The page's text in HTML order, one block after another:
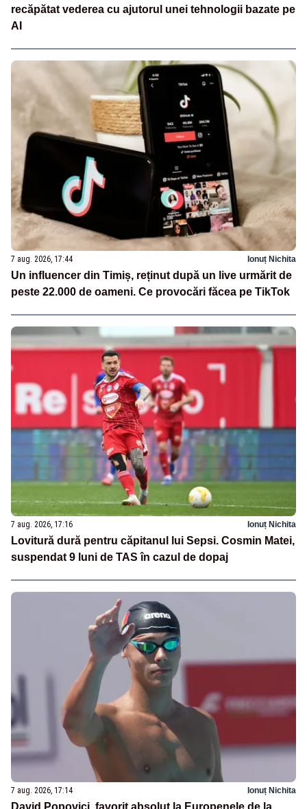
recăpătat vederea cu ajutorul unei tehnologii bazate pe
AI
7 aug. 2026, 17:44 Ionuț Nichita
Un influencer din Timiș, reținut după un live urmărit de
peste 22.000 de oameni. Ce provocări făcea pe TikTok
7 aug. 2026, 17:16 Ionuț Nichita
Lovitură dură pentru căpitanul lui Sepsi. Cosmin Matei,
suspendat 9 luni de TAS în cazul de dopaj
7 aug. 2026, 17:14 Ionuț Nichita